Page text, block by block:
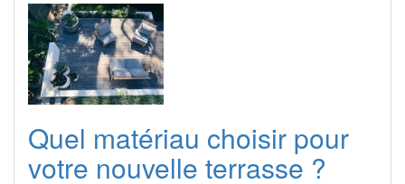
Quel matériau choisir pour
votre nouvelle terrasse ?